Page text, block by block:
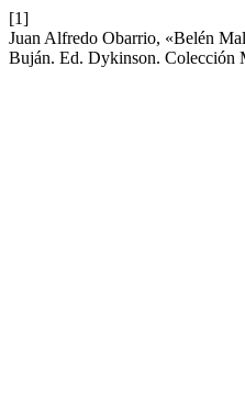
[1]
Juan Alfredo Obarrio, «Belén
Buján. Ed. Dykinson. Colección